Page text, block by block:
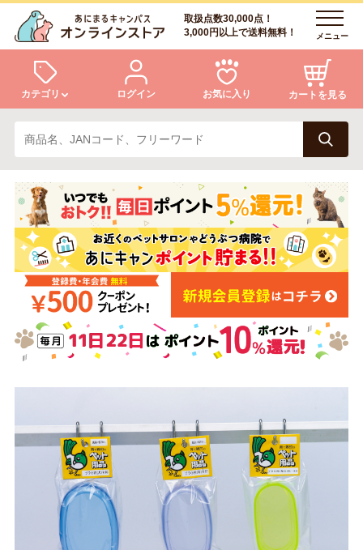
取扱点数30,000点！
3,000円以上で送料無料！
メニュー
カテゴリ
犬 猫
小動物・鳥 アクア・爬虫類・昆虫
ドッグフード キャットフード
美容・ケア用品 服・おさんぽ用品
トリマーグッズ シニアサポート
ログイン お気に入り カートを見る
ログイン
会員登録
あにまるキャンパスについて
アフターサービス
商品リクエスト